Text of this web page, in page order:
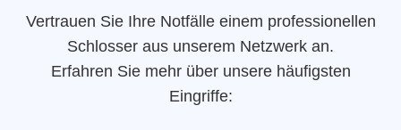
Vertrauen Sie Ihre Notfälle einem professionellen
Schlosser aus unserem Netzwerk an.
Erfahren Sie mehr über unsere häufigsten
Eingriffe: